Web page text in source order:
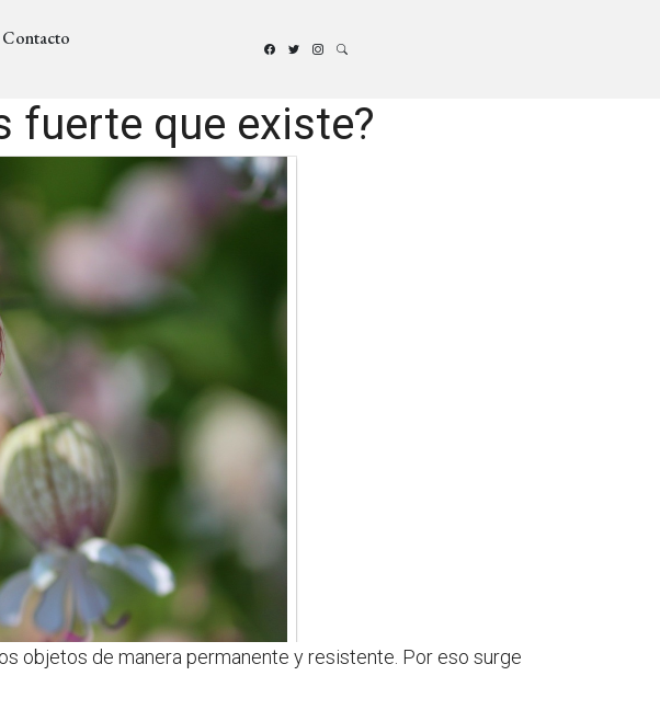
Contacto
fuerte que existe?
objetos de manera permanente y resistente. Por eso surge